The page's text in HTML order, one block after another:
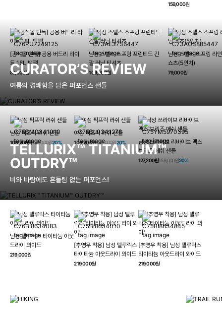
159,000원
[공식몰 단독] 공용 버드리 라이
트 18L 백팩
89,000원
남성 스텔스 스프링 프린티드 긴
팔 러닝 티셔츠
109,000원
남성 스텔스 스프링 라
쇼츠(5인치)
79,000원
CURATOR’S REVIEW
여름의 경쾌함을 담은 퍼포먼스 샌들
남성 픽프릭 러쉬 샌들
103,200원129,000원20%
여성 픽프릭 러쉬 샌들
103,200원129,000원20%
남성 쓰라이브 리바이브 맥스
브리즈 메쉬 샌들
127,200원159,000원20%
TELLURIX™ TITANIUM™
OUTDRY™
비와 바람에도 흔들림 없는 퍼포먼스!
남성 텔루릭스 타이타늄 아웃
드라이 와이드
219,000원
[추영우 착용] 남성 텔루릭스
타이타늄 아웃드라이 와이드
219,000원
[추영우 착용] 남성 텔루릭스
타이타늄 아웃드라이 와이드
219,000원
HIKING
컬럼비아와 함께 일상을 벗어나
하이킹, 트레킹 등 아웃도어 활동을 즐겨보세요.